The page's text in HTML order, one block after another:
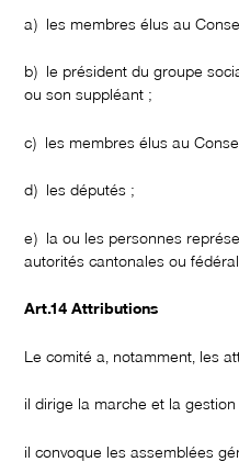
a) les membres élus au
b) le président du groupe
ou son suppléant ;
c) les membres élus au
d) les députés ;
e) la ou les personnes
autorités cantonales ou
Art.14 Attributions
Le comité a, notamment, les
il dirige la marche et la
il convoque les assemblées